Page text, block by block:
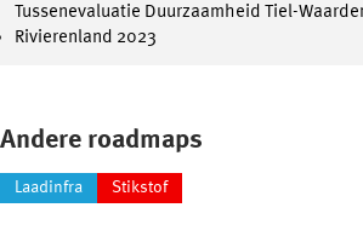
Tussenevaluatie Duurzaamheid Tiel-
Rivierenland 2023
Andere roadmaps
Laadinfra Stikstof